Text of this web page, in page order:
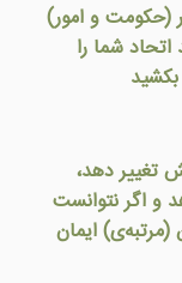
(حکومت و امور)
شما را
تغییر دهد،
و اگر نتوانست
ایمان